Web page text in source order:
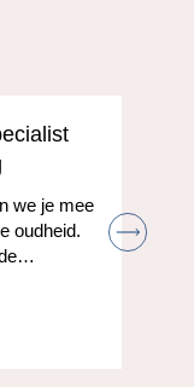
we je mee
oudheid.